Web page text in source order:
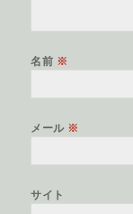
名前 ※
メール ※
サイト